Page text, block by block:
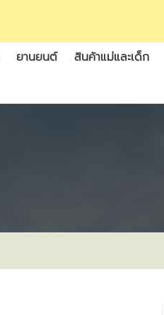
ยานยนต์ สินค้าแม่และเด็ก